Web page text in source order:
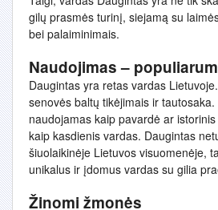
gilų prasmės turinį, siejamą su
bei palaiminimais.
Naudojimas –
Daugintas yra retas vardas
senovės baltų tikėjimais ir
naudojamas kaip pavardė ar
kaip kasdienis vardas. Daugintas
šiuolaikinėje Lietuvos visuomenėje,
unikalus ir įdomus vardas su gilia
Žinomi žmonės